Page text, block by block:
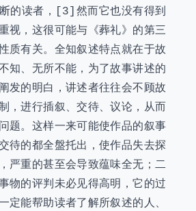
的读者，[3]然而它也没有得到
视，这很可能与《葬礼》的第三
质有关。全知叙述特点就在于故
知、无所不能，为了故事讲述的
发的明白，讲述者往往会不顾故
，进行插叙、交待、议论，从而
题。这样一来可能使作品的叙事
待的都全盤托出，使作品失去探
严重的甚至会导致蕴味全无；二
物的评判未必见得高明，它的过
定能帮助读者了解所叙述的人、